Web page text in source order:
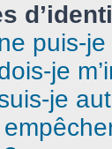
puis-
je
je